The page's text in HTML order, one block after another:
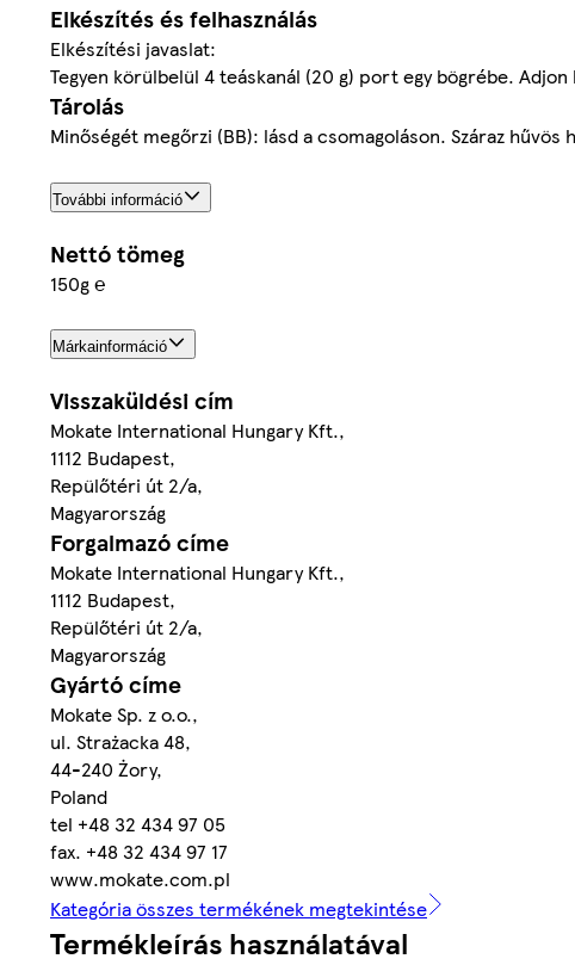
Elkészítés és felhasználás
Elkészítési javaslat:
Tegyen körülbelül 4 teáskanál (20 g) port egy bögrébe.
Tárolás
Minőségét megőrzi (BB): lásd a csomagoláson. Száraz hűvös
További információ
Nettó tömeg
150g ℮
Márkainformáció
Visszaküldési cím
Mokate International Hungary Kft.,
1112 Budapest,
Repülőtéri út 2/a,
Magyarország
Forgalmazó címe
Mokate International Hungary Kft.,
1112 Budapest,
Repülőtéri út 2/a,
Magyarország
Gyártó címe
Mokate Sp. z o.o.,
ul. Strażacka 48,
44-240 Żory,
Poland
tel +48 32 434 97 05
fax. +48 32 434 97 17
www.mokate.com.pl
Kategória összes termékének megtekintése
Termékleírás használatával